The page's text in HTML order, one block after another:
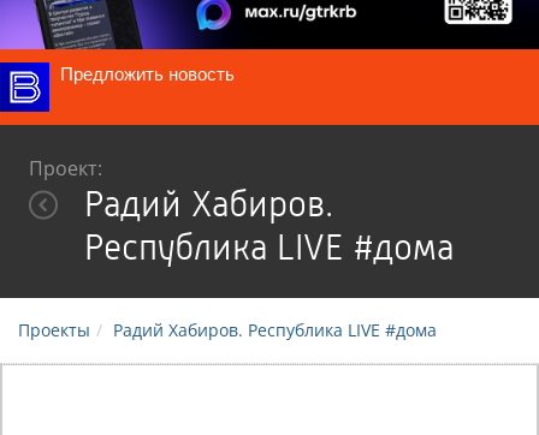
Предложить новость
Проект:
Радий Хабиров.
Республика LIVE #дома
Проекты Радий Хабиров. Республика LIVE #дома